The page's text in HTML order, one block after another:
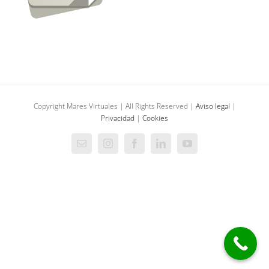
Copyright Mares Virtuales | All Rights Reserved | Aviso legal |
Privacidad | Cookies
CorreoInstagramFacebookLinkedInYouTube